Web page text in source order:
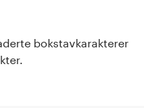
bokstavkarakterer